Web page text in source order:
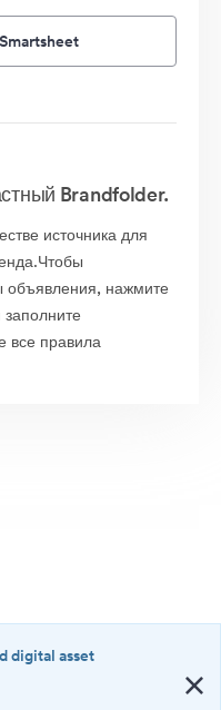
Brandfolder.
источника для
объявления, нажмите
все правила
digital asset